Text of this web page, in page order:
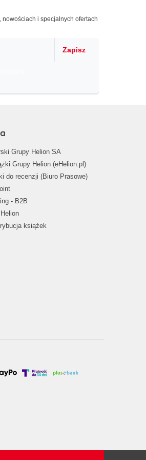
i specjalnych ofertach
Zapisz
Grupy Helion SA
Grupy Helion (eHelion.pl)
do recenzji (Biuro Prasowe)
- B2B
książek